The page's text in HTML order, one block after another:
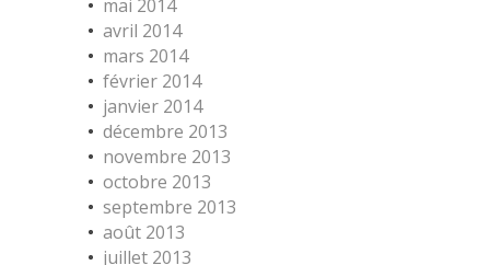
mai 2014
avril 2014
mars 2014
février 2014
janvier 2014
décembre 2013
novembre 2013
octobre 2013
septembre 2013
août 2013
juillet 2013